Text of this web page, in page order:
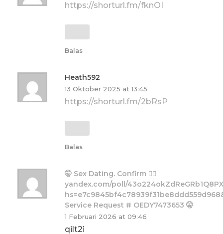
https://shorturl.fm/fknOI
Balas
Heath592
13 Oktober 2025 at 13:45
https://shorturl.fm/2bRsP
Balas
🤫 Sex Dating. Confirm 👉🏼
yandex.com/poll/
Service Request # OEDY7473653 🤫
1 Februari 2026 at 09:46
qilt2i